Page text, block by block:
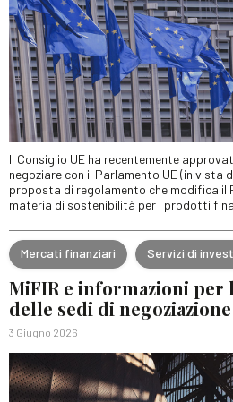
Il Consiglio UE ha recentemente
negoziare con il Parlamento UE (in vista
proposta di regolamento che modifica il
materia di sostenibilità per i prodotti
Mercati finanziari Servizi di
MiFIR e informazioni per
delle sedi di negoziazione
3 Giugno 2026